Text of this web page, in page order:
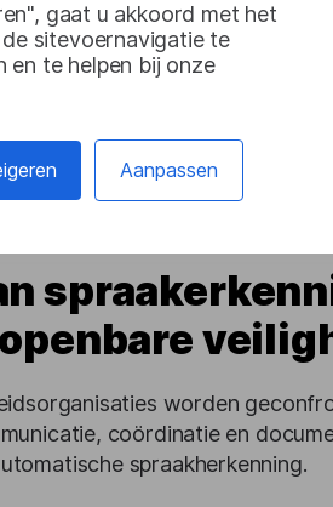
gaat u akkoord met het
sitevoernavigatie te
en te helpen bij onze
Aanpassen
worden
coördinatie en
spraakherkenning.